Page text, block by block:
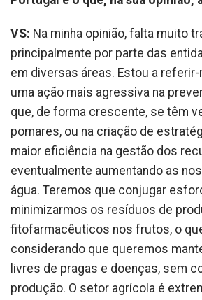
VS: Na minha opinião, falta muito
principalmente por parte das
em diversas áreas. Estou a
uma ação mais agressiva na
que, de forma crescente, se têm
pomares, ou na criação de
maior eficiência na gestão dos
eventualmente aumentando as
água. Teremos que conjugar
minimizarmos os resíduos de
fitofarmacêuticos nos frutos, o
considerando que queremos
livres de pragas e doenças, sem
produção. O setor agrícola é